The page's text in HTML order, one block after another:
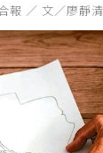
報 ／ 文／廖靜清